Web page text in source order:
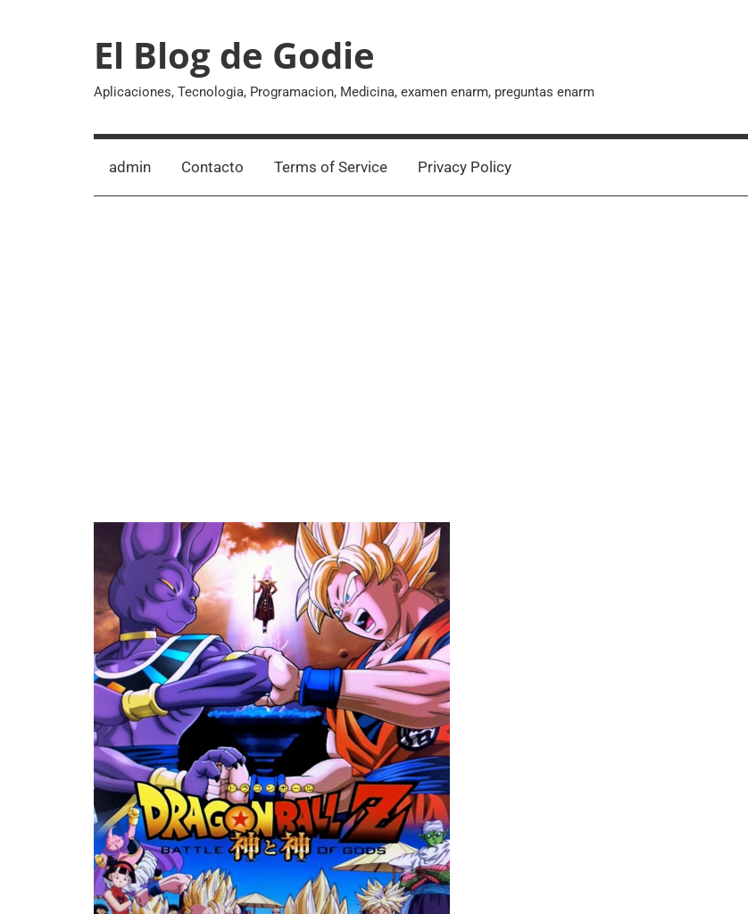
El Blog de Godie
Aplicaciones, Tecnologia, Programacion, Medicina, examen enarm, preguntas enarm
admin Contacto Terms of Service Privacy Policy